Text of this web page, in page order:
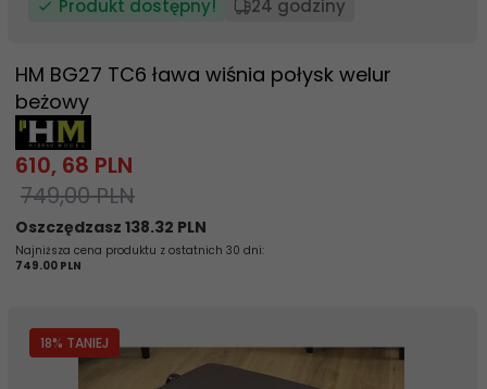
Produkt dostępny! 24 godziny
HM BG27 TC6 ława wiśnia połysk welur
beżowy
610, 68 PLN
749,00 PLN
Oszczędzasz 138.32 PLN
Najniższa cena produktu z ostatnich 30 dni:
749.00 PLN
18% TANIEJ